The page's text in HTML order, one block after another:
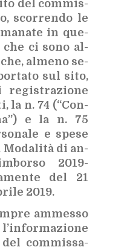
del com­mis­
scor­ren­do le
in que­
che ci sono al­
al­me­no se­
sul sito,
re­gi­stra­zio­ne
la n. 74 (“Con­
e la n. 75
e spe­se
Mo­da­li­tà di an­
2019-
del 21
2019.
am­mes­so
com­mis­sa­